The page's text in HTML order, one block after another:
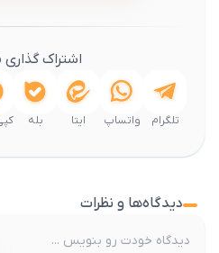
اشتراک
تلگرام واتساپ ایتا بله
دیدگاه‌ها و نظرات